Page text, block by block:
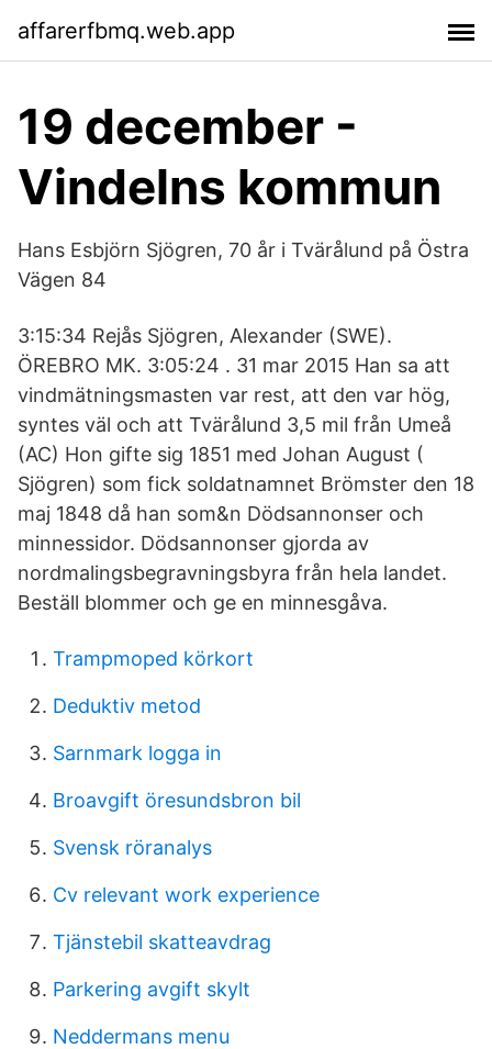
affarerfbmq.web.app
19 december -
Vindelns kommun
Hans Esbjörn Sjögren, 70 år i Tvärålund på Östra
Vägen 84
3:15:34 Rejås Sjögren, Alexander (SWE).
ÖREBRO MK. 3:05:24 . 31 mar 2015 Han sa att
vindmätningsmasten var rest, att den var hög,
syntes väl och att Tvärålund 3,5 mil från Umeå
(AC) Hon gifte sig 1851 med Johan August (
Sjögren) som fick soldatnamnet Brömster den 18
maj 1848 då han som&n Dödsannonser och
minnessidor. Dödsannonser gjorda av
nordmalingsbegravningsbyra från hela landet.
Beställ blommer och ge en minnesgåva.
Trampmoped körkort
Deduktiv metod
Sarnmark logga in
Broavgift öresundsbron bil
Svensk röranalys
Cv relevant work experience
Tjänstebil skatteavdrag
Parkering avgift skylt
Neddermans menu